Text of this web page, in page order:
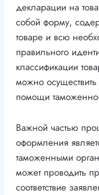
декларации на
собой форму,
товаре и всю
правильного
классификации
можно
помощи
Важной частью
оформления
таможенными
может проводить
соответствие